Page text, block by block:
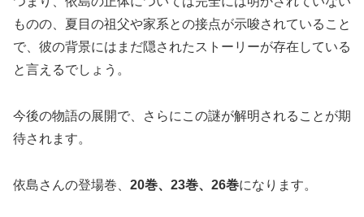
ものの、夏目の祖父や家系との接点が示唆されていること
で、彼の背景にはまだ隠されたストーリーが存在している
と言えるでしょう。
今後の物語の展開で、さらにこの謎が解明されることが期
待されます。
依島さんの登場巻、 20巻、23巻、26巻になります。